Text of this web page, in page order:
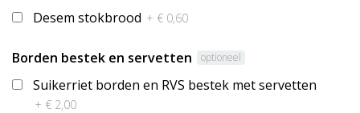
Desem stokbrood + € 0,60
Borden bestek en servetten optioneel
Suikerriet borden en RVS bestek met servetten
+ € 2,00